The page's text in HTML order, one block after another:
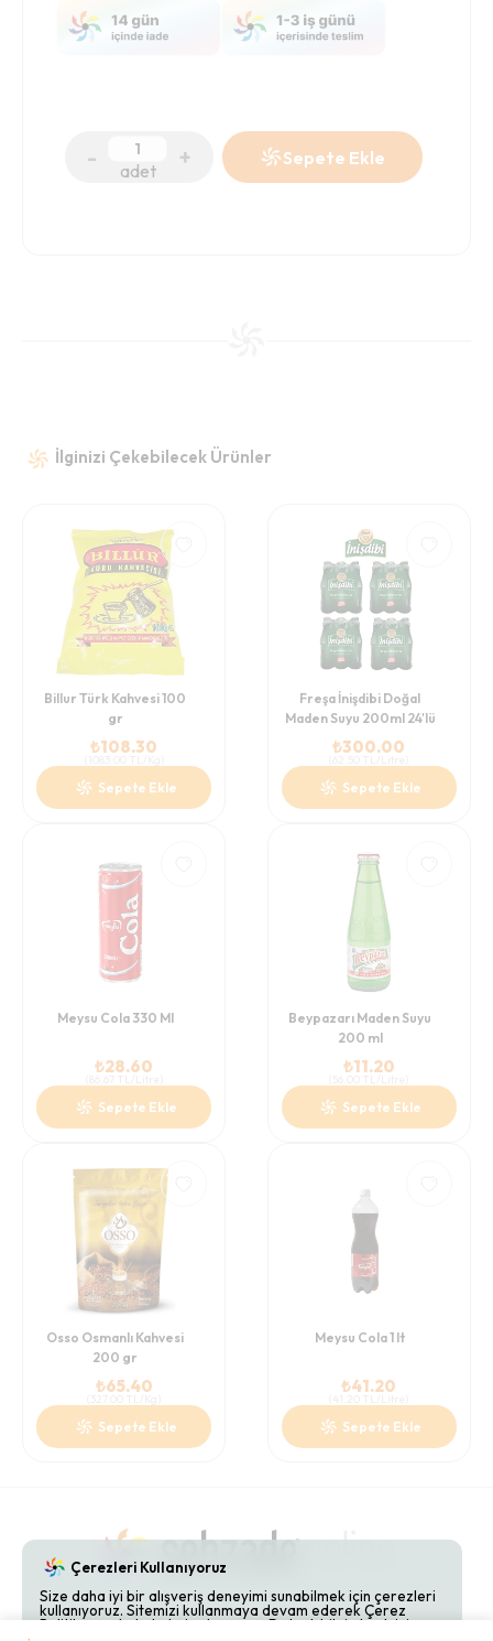
- adet + Sepete Ekle
İlginizi Çekebilecek Ürünler
Billur Türk Kahvesi 100
gr
₺108.30
Sepete Ekle
Freşa İnişdibi Doğal
Maden Suyu 200ml 24'lü
₺300.00
Sepete Ekle
Meysu Cola 330 Ml
₺28.60
Sepete Ekle
Beypazarı Maden Suyu
200 ml
₺11.20
Sepete Ekle
Osso Osmanlı Kahvesi
200 gr
₺65.40
Sepete Ekle
Meysu Cola 1 lt
₺41.20
Sepete Ekle
Gizlilik PolitikalarıHakkımızdaBize Ulaşın
Çerezleri Kullanıyoruz
Size daha iyi bir alışveriş deneyimi sunabilmek için çerezleri
kullanıyoruz. Sitemizi kullanmaya devam ederek Çerez
Politikamızı kabul etmiş olursunuz. Detaylı bilgi almak için